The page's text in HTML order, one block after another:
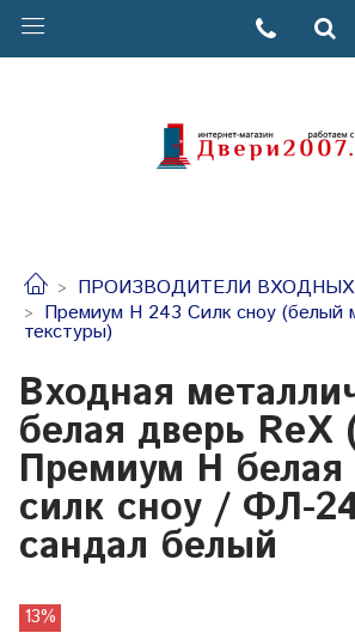
ПРОИЗВОДИТЕЛИ
Премиум Н 243 Силк сноу (белый
текстуры)
Входная
белая дверь
Премиум H
силк сноу / ФЛ-
сандал белый
13%